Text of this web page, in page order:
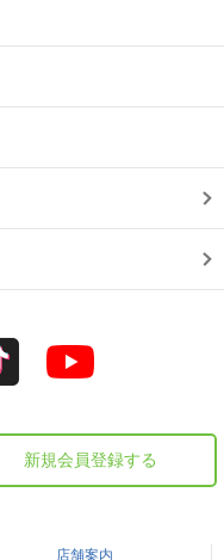
新規会員登録する
店舗案内